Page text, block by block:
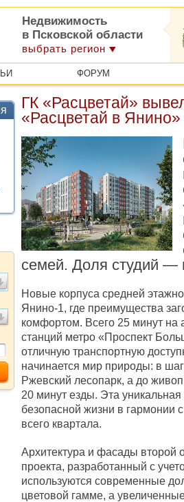
Недвижимость
в Псковской области
выбрать регион
ФОРУМ
ГК «Расцветай»
«Расцветай в Янино»
семей. Доля студий —
Новые корпуса средней
Янино-1, где преимущества
комфортом. Всего 25 минут на
станций метро «Проспект
отличную транспортную
начинается мир природы: в
Ржевский лесопарк, а до
20 минут езды. Эта
безопасной жизни в гармонии
всего квартала.
Архитектура и фасады второй
проекта, разработанный с
используются современные
цветовой гамме, а